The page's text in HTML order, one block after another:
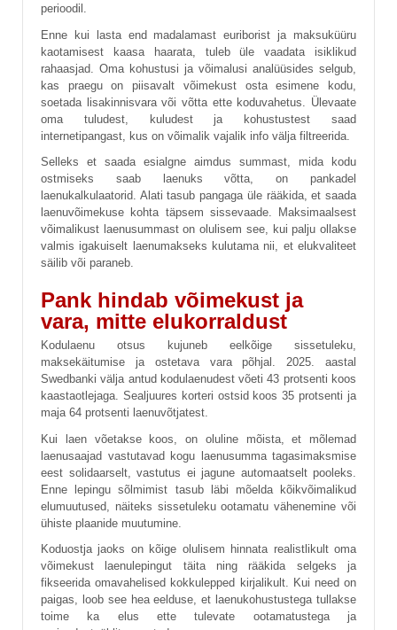
perioodil.
Enne kui lasta end madalamast euriborist ja maksuküüru
kaotamisest kaasa haarata, tuleb üle vaadata isiklikud
rahaasjad. Oma kohustusi ja võimalusi analüüsides selgub,
kas praegu on piisavalt võimekust osta esimene kodu,
soetada lisakinnisvara või võtta ette koduvahetus. Ülevaate
oma tuludest, kuludest ja kohustustest saad
internetipangast, kus on võimalik vajalik info välja filtreerida.
Selleks et saada esialgne aimdus summast, mida kodu
ostmiseks saab laenuks võtta, on pankadel
laenukalkulaatorid. Alati tasub pangaga üle rääkida, et saada
laenuvõimekuse kohta täpsem sissevaade. Maksimaalsest
võimalikust laenusummast on olulisem see, kui palju ollakse
valmis igakuiselt laenumakseks kulutama nii, et elukvaliteet
säilib või paraneb.
Pank hindab võimekust ja
vara, mitte elukorraldust
Kodulaenu otsus kujuneb eelkõige sissetuleku,
maksekäitumise ja ostetava vara põhjal. 2025. aastal
Swedbanki välja antud kodulaenudest võeti 43 protsenti koos
kaastaotlejaga. Sealjuures korteri ostsid koos 35 protsenti ja
maja 64 protsenti laenuvõtjatest.
Kui laen võetakse koos, on oluline mõista, et mõlemad
laenusaajad vastutavad kogu laenusumma tagasimaksmise
eest solidaarselt, vastutus ei jagune automaatselt pooleks.
Enne lepingu sõlmimist tasub läbi mõelda kõikvõimalikud
elumuutused, näiteks sissetuleku ootamatu vähenemine või
ühiste plaanide muutumine.
Koduostja jaoks on kõige olulisem hinnata realistlikult oma
võimekust laenulepingut täita ning rääkida selgeks ja
fikseerida omavahelised kokkulepped kirjalikult. Kui need on
paigas, loob see hea eelduse, et laenukohustustega tullakse
toime ka elus ette tulevate ootamatustega ja